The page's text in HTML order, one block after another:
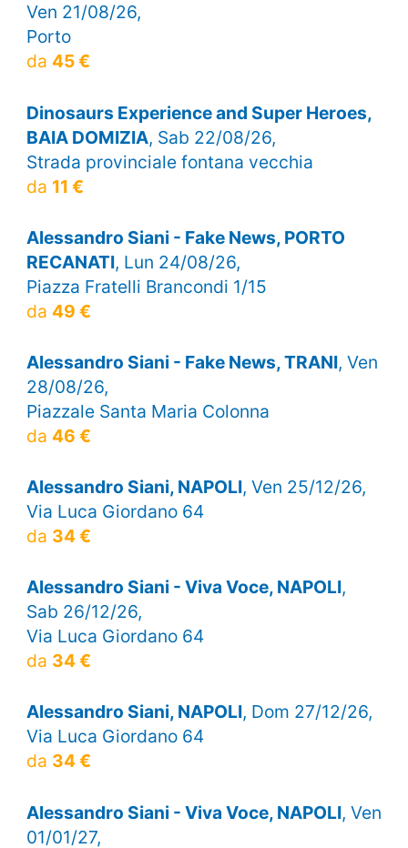
Ven 21/08/26,
Porto
da 45 €
Dinosaurs Experience and Super Heroes,
BAIA DOMIZIA, Sab 22/08/26,
Strada provinciale fontana vecchia
da 11 €
Alessandro Siani - Fake News, PORTO
RECANATI, Lun 24/08/26,
Piazza Fratelli Brancondi 1/15
da 49 €
Alessandro Siani - Fake News, TRANI, Ven
28/08/26,
Piazzale Santa Maria Colonna
da 46 €
Alessandro Siani, NAPOLI, Ven 25/12/26,
Via Luca Giordano 64
da 34 €
Alessandro Siani - Viva Voce, NAPOLI,
Sab 26/12/26,
Via Luca Giordano 64
da 34 €
Alessandro Siani, NAPOLI, Dom 27/12/26,
Via Luca Giordano 64
da 34 €
Alessandro Siani - Viva Voce, NAPOLI, Ven
01/01/27,